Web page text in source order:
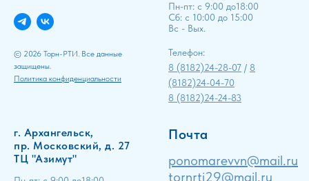
© 2026 Торн-РТИ. Все данные
защищены.
Политика конфиденциальности
Пн-пт: с 9:00 до18:00
Сб: с 10:00 до 15:00
Вс - Вых.
Телефон:
8 (8182)24-28-07 / 8
(8182)24-04-70
8 (8182)24-24-83
г. Архангельск,
пр. Московский, д. 27
ТЦ "Азимут"
Почта
ponomarevvn@mail.ru
tornrti29@mail.ru